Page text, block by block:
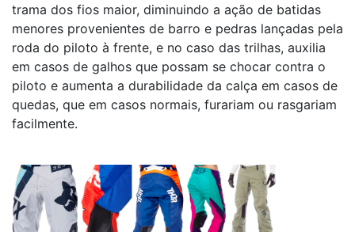
trama dos fios maior, diminuindo a ação de batidas
menores provenientes de barro e pedras lançadas pela
roda do piloto à frente, e no caso das trilhas, auxilia
em casos de galhos que possam se chocar contra o
piloto e aumenta a durabilidade da calça em casos de
quedas, que em casos normais, furariam ou rasgariam
facilmente.